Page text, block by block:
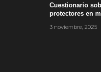
Cuestionario
protectores en
3 noviembre, 2025